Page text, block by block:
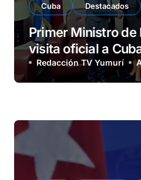
Cuba Destacados
Primer Ministro de
visita oficial a
Redacción TV Yumurí